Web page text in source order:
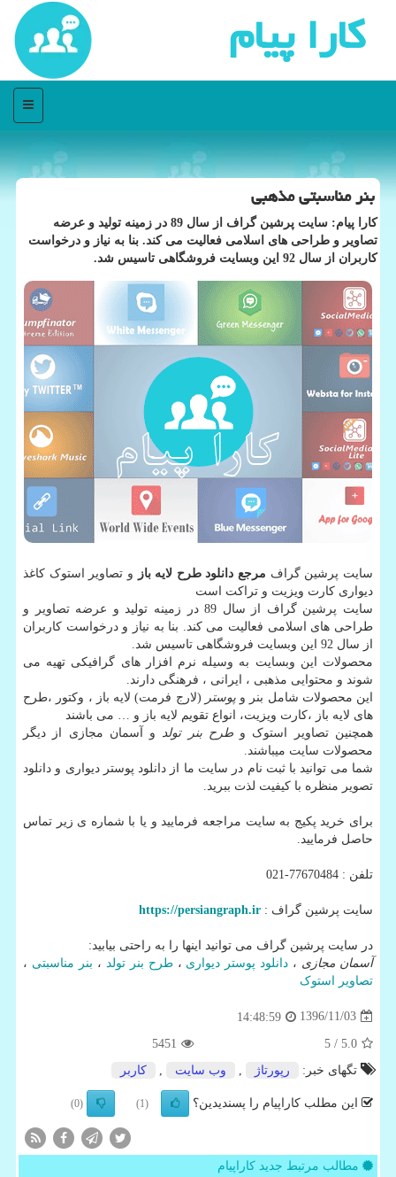
كارا پیام
منو
بنر مناسبتی مذهبی
كارا پیام: سایت پرشین گراف از سال 89 در زمینه تولید و عرضه
تصاویر و طراحی های اسلامی فعالیت می كند. بنا به نیاز و درخواست
كاربران از سال 92 این وبسایت فروشگاهی تاسیس شد.
سایت پرشین گراف مرجع دانلود طرح لایه باز
و تصاویر استوک کاغذ
دیواری کارت ویزیت و تراکت است
سایت پرشین گراف از سال 89 در زمینه تولید و عرضه تصاویر و
طراحی های اسلامی فعالیت می کند. بنا به نیاز و درخواست کاربران
از سال 92 این وبسایت فروشگاهی تاسیس شد.
محصولات این وبسایت به وسیله نرم افزار های گرافیکی تهیه می
شوند و محتوایی مذهبی ، ایرانی ، فرهنگی دارند.
این محصولات شامل بنر وپوستر (لارج فرمت) لایه باز ، وکتور ،طرح
های لایه باز ،کارت ویزیت، انواع تقویم لایه باز و … می باشند
همچنین تصاویر استوک وطرح بنر تولد و آسمان مجازی از دیگر
محصولات سایت میباشند.
شما می توانید با ثبت نام در سایت ما از دانلود پوستر دیواری و دانلود
تصویر منظره با کیفیت لذت ببرید.
برای خرید پکیج به سایت مراجعه فرمایید و یا با شماره ی زیر تماس
حاصل فرمایید.
تلفن : 77670484-021
سایت پرشین گراف : https://persiangraph.ir
در سایت پرشین گراف می توانید اینها را به راحتی بیابید:
آسمان مجازی ، دانلود پوستر دیواری ،طرح بنر تولد ، بنر مناسبتی ،
تصاویر استوک
1396/11/03
14:48:59
5.0
/ 5
5451
تگهای خبر:
رپورتاژ وب سایت كاربر
این مطلب کاراپیام را پسندیدین؟ (1)
(0)
مطالب مرتبط جدید کاراپیام